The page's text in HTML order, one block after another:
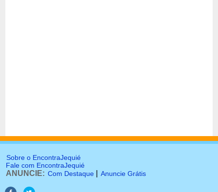
Sobre o EncontraJequié
Fale com EncontraJequié
ANUNCIE: Com Destaque Anuncie Grátis